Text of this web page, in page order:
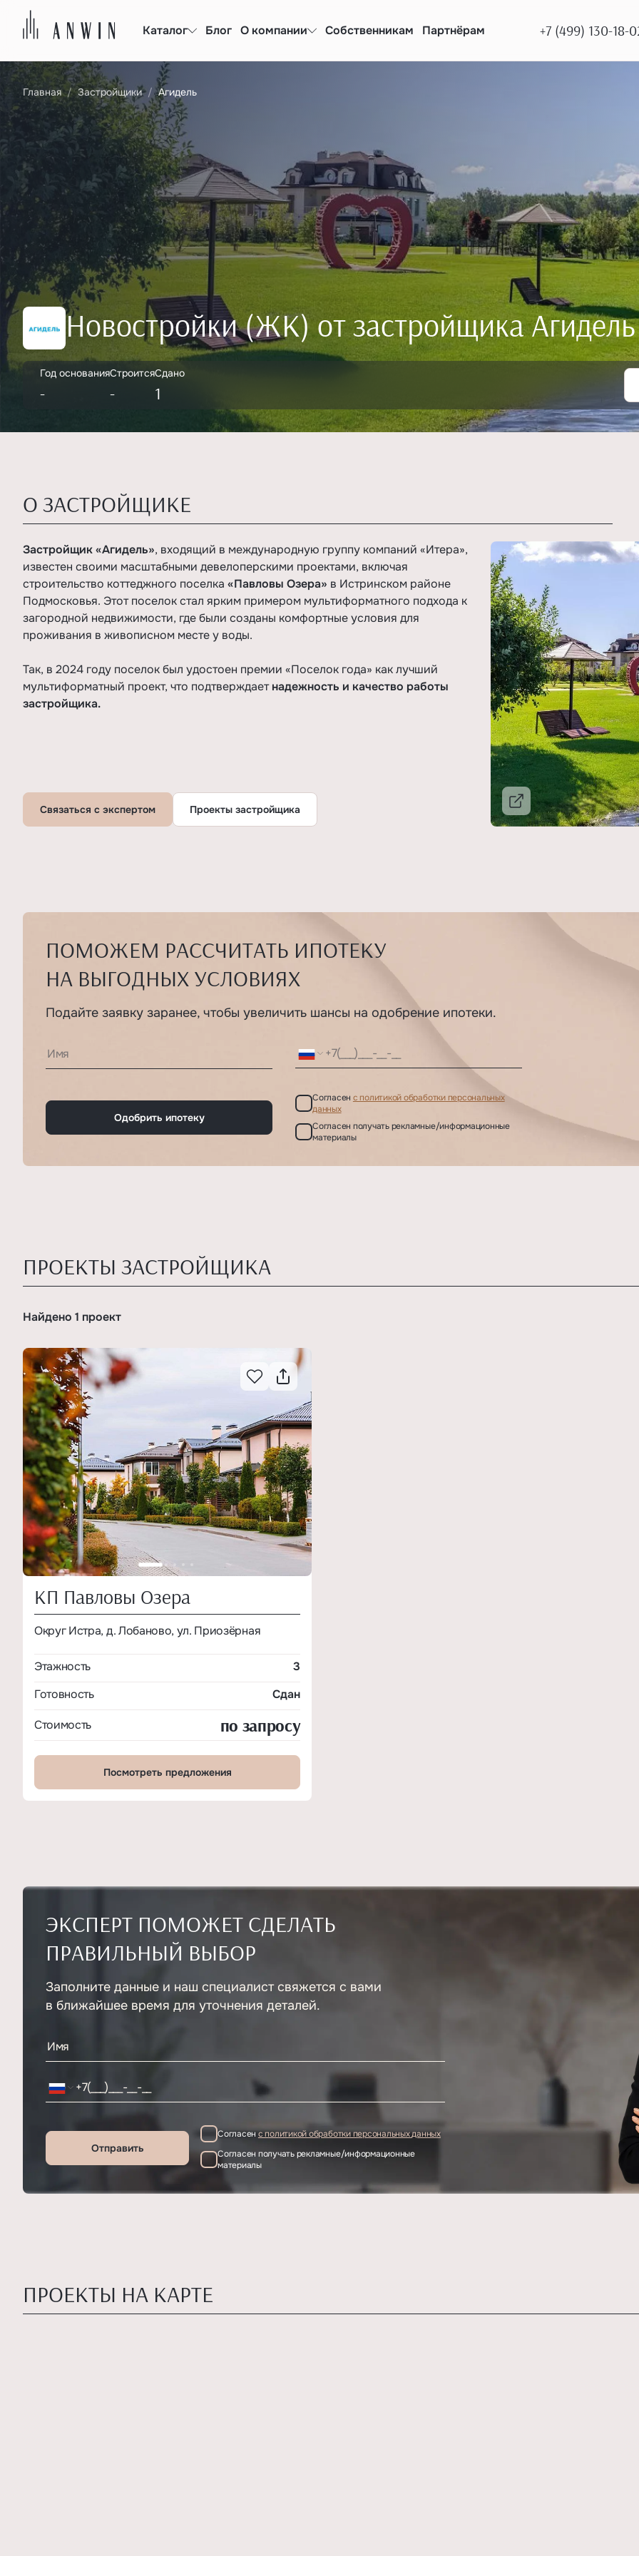
Каталог Блог О компании Собственникам Партнёрам +7 (499) 130-18-
Главная Застройщики Агидель
Новостройки (ЖК) от застройщика
Год основания
-
Строится
-
Сдано
1
О ЗАСТРОЙЩИКЕ
Застройщик «Агидель», входящий в международную группу компаний «Итера»,
известен своими масштабными девелоперскими проектами, включая
строительство коттеджного поселка «Павловы Озера» в Истринском районе
Подмосковья. Этот поселок стал ярким примером мультиформатного подхода к
загородной недвижимости, где были созданы комфортные условия для
проживания в живописном месте у воды.
Так, в 2024 году поселок был удостоен премии «Поселок года» как лучший
мультиформатный проект, что подтверждаетнадежность и качество работы
застройщика.
Связаться с экспертом Проекты застройщика Подробнее
ПОМОЖЕМ РАССЧИТАТЬ ИПОТЕКУ
НА ВЫГОДНЫХ УСЛОВИЯХ
Подайте заявку заранее, чтобы увеличить шансы на одобрение ипотеки.
Одобрить ипотеку
Согласен с политикой обработки персональных
данных
Согласен получать рекламные/информационные
материалы
ПРОЕКТЫ ЗАСТРОЙЩИКА
Найдено 1 проект
КП Павловы Озера
Округ Истра, д. Лобаново, ул. Приозёрная
Этажность
3
Готовность
Сдан
Стоимость по запросу
Посмотреть предложения
ЭКСПЕРТ ПОМОЖЕТ СДЕЛАТЬ
ПРАВИЛЬНЫЙ ВЫБОР
Заполните данные и наш специалист свяжется с вами
в ближайшее время для уточнения деталей.
Отправить
Согласенс политикой обработки персональных данных
Согласен получать рекламные/информационные
материалы
ПРОЕКТЫ НА КАРТЕ